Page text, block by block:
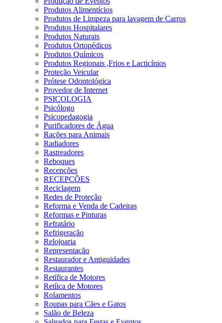
Produtos Alimentícios
Produtos de Limpeza para lavagem de Carros
Produtos Hospitalares
Produtos Naturais
Produtos Ortopédicos
Produtos Químicos
Produtos Regionais ,Frios e Lacticínios
Proteção Veicular
Prótese Odontológica
Provedor de Internet
PSICOLOGIA
Psicólogo
Psicopedagogia
Purificadores de Água
Rações para Animais
Radiadores
Rastreadores
Reboques
Recepções
RECEPÇÕES
Reciclagem
Redes de Proteção
Reforma e Venda de Cadeiras
Reformas e Pinturas
Refratário
Refrigeração
Relojoaria
Representação
Restaurador e Antiguidades
Restaurantes
Retífica de Motores
Retíica de Motores
Rolamentos
Roupas para Cães e Gatos
Salão de Beleza